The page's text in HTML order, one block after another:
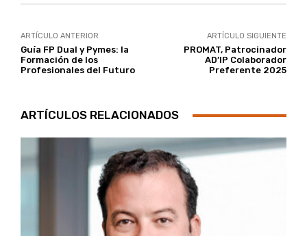
ARTÍCULO ANTERIOR
Guía FP Dual y Pymes: la
Formación de los
Profesionales del Futuro
ARTÍCULO SIGUIENTE
PROMAT, Patrocinador
AD’IP Colaborador
Preferente 2025
ARTÍCULOS RELACIONADOS